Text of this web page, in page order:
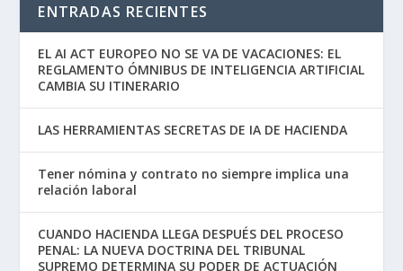
ENTRADAS RECIENTES
EL AI ACT EUROPEO NO SE VA DE VACACIONES: EL
REGLAMENTO ÓMNIBUS DE INTELIGENCIA ARTIFICIAL
CAMBIA SU ITINERARIO
LAS HERRAMIENTAS SECRETAS DE IA DE HACIENDA
Tener nómina y contrato no siempre implica una
relación laboral
CUANDO HACIENDA LLEGA DESPUÉS DEL PROCESO
PENAL: LA NUEVA DOCTRINA DEL TRIBUNAL
SUPREMO DETERMINA SU PODER DE ACTUACIÓN